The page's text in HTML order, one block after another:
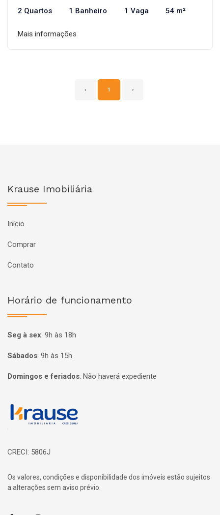
2 Quartos 1 Banheiro 1 Vaga 54 m²
Mais informações
‹ 1 ›
Krause Imobiliária
Início
Comprar
Contato
Horário de funcionamento
Seg à sex: 9h às 18h
Sábados: 9h às 15h
Domingos e feriados: Não haverá expediente
Página inicial
CRECI: 5806J
Os valores, condições e disponibilidade dos imóveis estão sujeitos
a alterações sem aviso prévio.